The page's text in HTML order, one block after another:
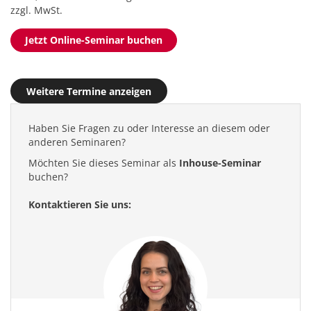
zzgl. MwSt.
Jetzt Online-Seminar buchen
Weitere Termine anzeigen
Haben Sie Fragen zu oder Interesse an diesem oder
anderen Seminaren?
Möchten Sie dieses Seminar als Inhouse-Seminar
buchen?
Kontaktieren Sie uns: